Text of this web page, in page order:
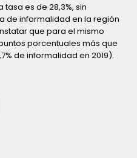
es de 28,3%, sin
de informalidad en la región
que para el mismo
porcentuales más que
de informalidad en 2019).